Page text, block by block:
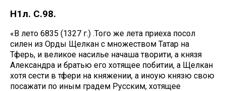
Н1л. С.98.
«В лето 6835 (1327 г.) .Того же лета приеха посол
силен из Орды Щелкан с множеством Татар на
Тферь, и великое насилье начаша творити, а князя
Александра и братью его хотящее побитии, а Щелкан
хотя сести в тфери на княжении, а иноую князю свою
посажати по иным градем Русским, хотящее